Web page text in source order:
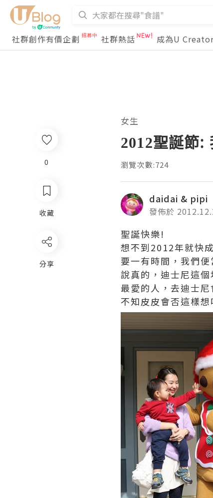
社群創作有價企劃
社群熱話 成為U
0
收藏
分享
女生
2012聖誕節:
瀏覽次數:724
daidai & pipi
發佈於
聖誕快樂!
想不到2012年就快
要一有時間，我們
說真的，迪士尼這
最愛的人，去迪士尼
不知皮皮會否這樣想